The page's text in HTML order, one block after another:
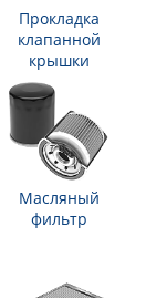
Прокладка
клапанной
крышки
Масляный
фильтр